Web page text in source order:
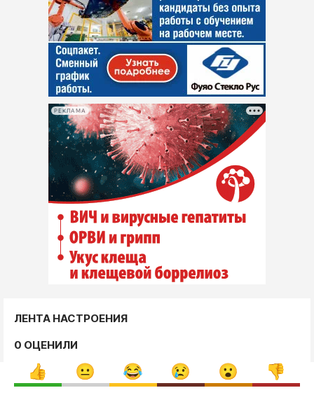
РЕКЛАМА
ЛЕНТА НАСТРОЕНИЯ
0 ОЦЕНИЛИ